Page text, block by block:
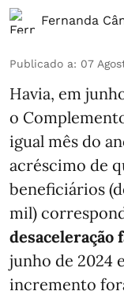
Fernanda
Publicado a: 07
Havia, em
o
igual mês do
acréscimo de
beneficiários
mil)
desaceleração
junho de 2024
incremento